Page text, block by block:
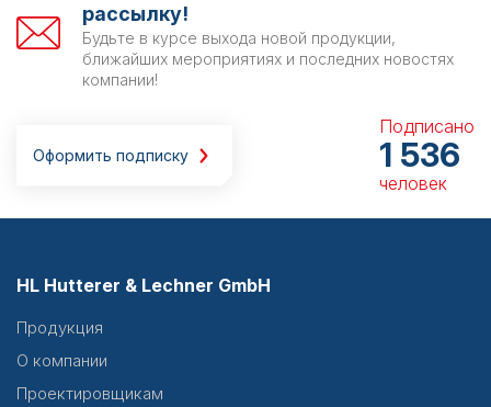
рассылку!
Будьте в курсе выхода новой продукции,
ближайших мероприятиях и последних новостях
компании!
Оформить подписку
Подписано
1 536
человек
HL Hutterer & Lechner GmbH
Продукция
О компании
Проектировщикам